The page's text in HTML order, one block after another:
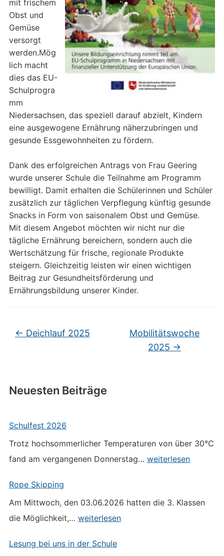
Neuesten Beiträge
Schulfest 2026
Trotz hochsommerlicher Temperaturen von über 30°C
fand am vergangenen Donnerstag… Schulfest
weiterlesen
Rope Skipping
Am Mittwoch, den 03.06.2026 hatten die 3. Klassen
die Möglichkeit,… Rope
weiterlesen
Lesung bei uns in der Schule
mit frischem
Obst und
Gemüse
versorgt
werden.Mög
lich macht
dies das EU-
Schulprogra
mm
Niedersachsen, das speziell darauf abzielt, Kindern
eine ausgewogene Ernährung näherzubringen und
gesunde Essgewohnheiten zu fördern.
Dank des erfolgreichen Antrags von Frau Geering
wurde unserer Schule die Teilnahme am Programm
bewilligt. Damit erhalten die Schülerinnen und Schüler
zusätzlich zur täglichen Verpflegung künftig gesunde
Snacks in Form von saisonalem Obst und Gemüse.
Mit diesem Angebot möchten wir nicht nur die
tägliche Ernährung bereichern, sondern auch die
Wertschätzung für frische, regionale Produkte
steigern. Gleichzeitig leisten wir einen wichtigen
Beitrag zur Gesundheitsförderung und
Ernährungsbildung unserer Kinder.
← Deichlauf 2025
Mobilitätswoche
2025 →